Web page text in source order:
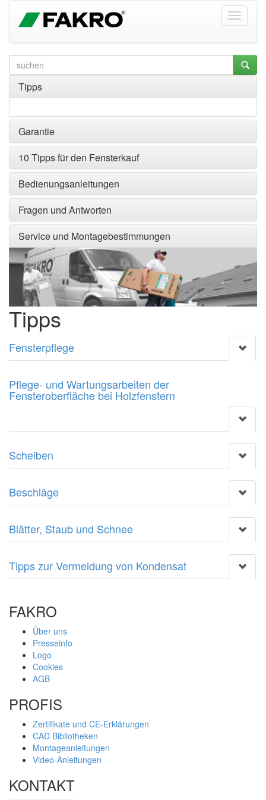
Tipps
Garantie
10 Tipps für den Fensterkauf
Bedienungsanleitungen
Fragen und Antworten
Service und Montagebestimmungen
Tipps
Fensterpflege
Pflege- und Wartungsarbeiten der
Fensteroberfläche bei Holzfenstern
Scheiben
Beschläge
Blätter, Staub und Schnee
Tipps zur Vermeidung von Kondensat
FAKRO
Über uns
Presseinfo
Logo
Cookies
AGB
PROFIS
Zertifikate und CE-Erklärungen
CAD Bibliotheken
Montageanleitungen
Video-Anleitungen
KONTAKT